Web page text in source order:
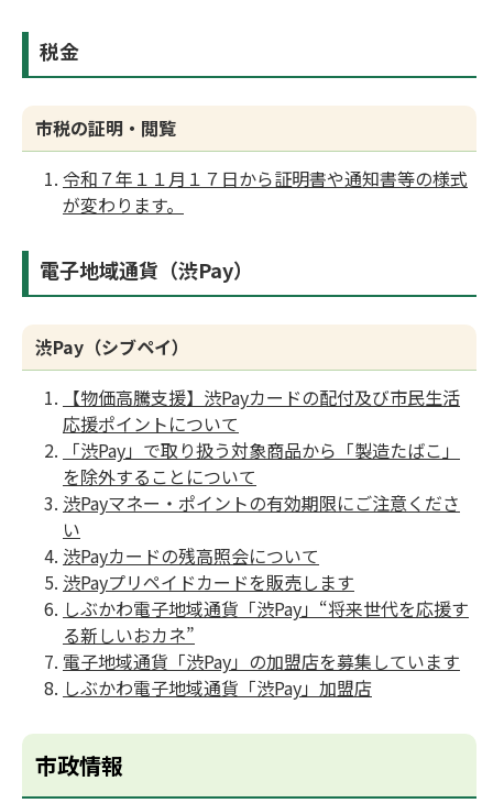
税金
市税の証明・閲覧
令和７年１１月１７日から証明書や通知書等の様式
が変わります。
電子地域通貨（渋Pay）
渋Pay（シブペイ）
【物価高騰支援】渋Payカードの配付及び市民生活
応援ポイントについて
「渋Pay」で取り扱う対象商品から「製造たばこ」
を除外することについて
渋Payマネー・ポイントの有効期限にご注意くださ
い
渋Payカードの残高照会について
渋Payプリペイドカードを販売します
しぶかわ電子地域通貨「渋Pay」“将来世代を応援す
る新しいおカネ”
電子地域通貨「渋Pay」の加盟店を募集しています
しぶかわ電子地域通貨「渋Pay」加盟店
市政情報